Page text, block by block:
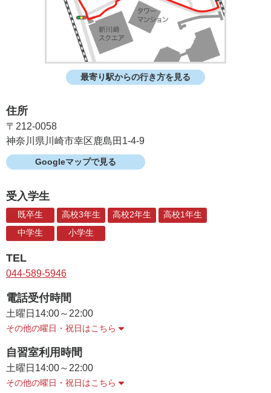
最寄り駅からの行き方を見る
住所
〒212-0058
神奈川県川崎市幸区鹿島田1-4-9
Googleマップで見る
受入学生
既卒生 高校3年生 高校2年生
高校1年生
中学生
小学生
TEL
044-589-5946
電話受付時間
土曜日 14:00～22:00
その他の曜日・祝日はこちら
自習室利用時間
土曜日 14:00～22:00
その他の曜日・祝日はこちら